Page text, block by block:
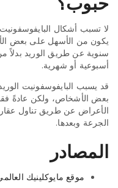
لا تسبب أشكال
يكون من الأسهل على بعض
سنوية عن طريق الوريد بدلاً
أسبوعية أو شهرية.
قد يسبب البايفوسفونيت
بعض الأشخاص، ولكن عادةً
الأعراض عن طريق تناول عقار
الجرعة وبعدها.
المصادر
موقع مايوكلينيك